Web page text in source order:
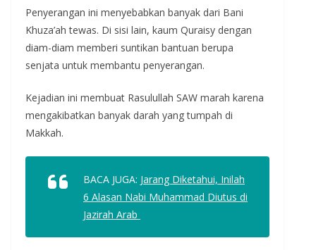
Penyerangan ini menyebabkan banyak dari Bani
Khuza’ah tewas. Di sisi lain, kaum Quraisy dengan
diam-diam memberi suntikan bantuan berupa
senjata untuk membantu penyerangan.
Kejadian ini membuat Rasulullah SAW marah karena
mengakibatkan banyak darah yang tumpah di
Makkah.
BACA JUGA: Jarang Diketahui, Inilah
6 Alasan Nabi Muhammad Diutus di
Jazirah Arab